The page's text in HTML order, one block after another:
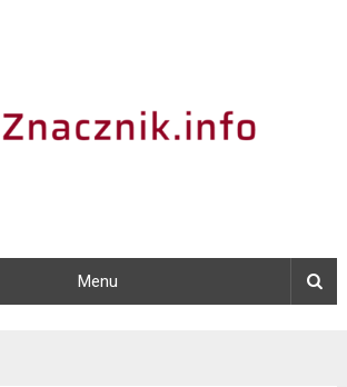
Menu